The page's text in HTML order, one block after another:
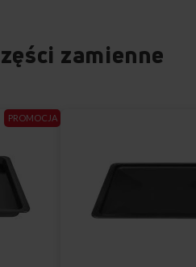
zamienne
PROMOCJA